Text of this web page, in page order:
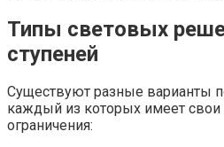
Типы световых
ступеней
Существуют разные варианты
каждый из которых имеет
ограничения: